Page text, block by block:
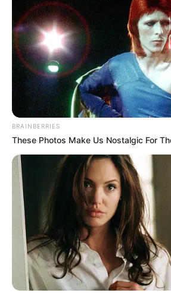
BRAINBERRIES
These Photos Make Us Nostalgic For